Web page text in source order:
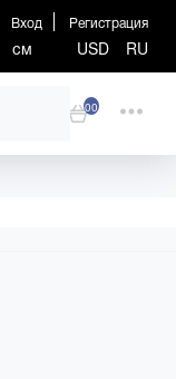
Вход Регистрация
см USD RU
00